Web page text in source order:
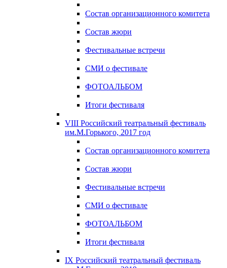
Состав организационного комитета
Состав жюри
Фестивальные встречи
СМИ о фестивале
ФОТОАЛЬБОМ
Итоги фестиваля
VIII Российский театральный фестиваль
им.М.Горького, 2017 год
Состав организационного комитета
Состав жюри
Фестивальные встречи
СМИ о фестивале
ФОТОАЛЬБОМ
Итоги фестиваля
IX Российский театральный фестиваль